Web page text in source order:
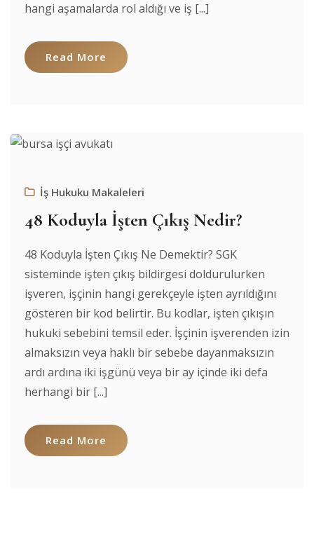
hangi aşamalarda rol aldığı ve iş [...]
Read More
İş Hukuku Makaleleri
48 Koduyla İşten Çıkış Nedir?
48 Koduyla İşten Çıkış Ne Demektir? SGK
sisteminde işten çıkış bildirgesi doldurulurken
işveren, işçinin hangi gerekçeyle işten ayrıldığını
gösteren bir kod belirtir. Bu kodlar, işten çıkışın
hukuki sebebini temsil eder. İşçinin işverenden izin
almaksızın veya haklı bir sebebe dayanmaksızın
ardı ardına iki işgünü veya bir ay içinde iki defa
herhangi bir [...]
Read More